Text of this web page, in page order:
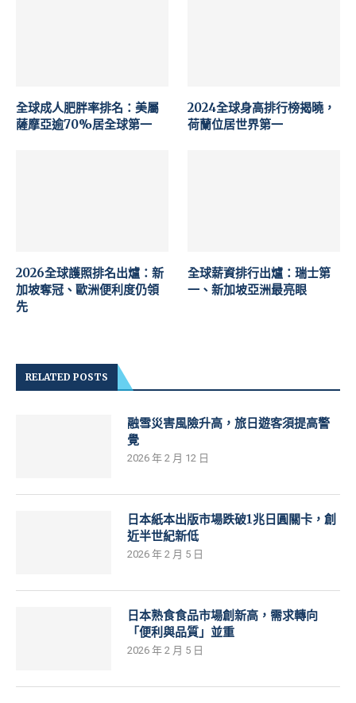
全球成人肥胖率排名：美屬
薩摩亞逾70%居全球第一
2024全球身高排行榜揭曉，
荷蘭位居世界第一
2026全球護照排名出爐：新
加坡奪冠、歐洲便利度仍領
先
全球薪資排行出爐：瑞士第
一、新加坡亞洲最亮眼
RELATED POSTS
融雪災害風險升高，旅日遊客須提高警
覺
2026 年 2 月 12 日
日本紙本出版市場跌破1兆日圓關卡，創
近半世紀新低
2026 年 2 月 5 日
日本熟食食品市場創新高，需求轉向
「便利與品質」並重
2026 年 2 月 5 日